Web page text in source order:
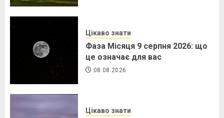
Цікаво знати
Фаза Місяця 9 серпня 2026: що
це означає для вас
08.08.2026
Цікаво знати